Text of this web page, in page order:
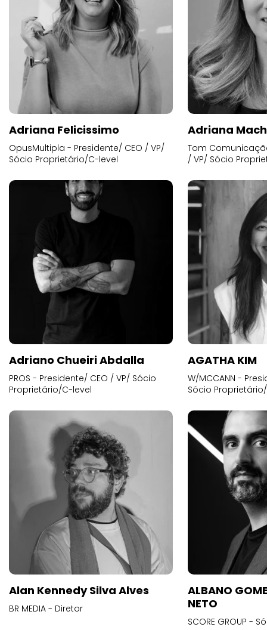
Adriana Felicissimo
OpusMultipla - Presidente/ CEO / VP/
Sócio Proprietário/C-level
Adriana
Tom
/ VP/ Sócio
Adriano Chueiri Abdalla
PROS - Presidente/ CEO / VP/ Sócio
Proprietário/C-level
AGATHA KIM
W/MCCANN -
Sócio
Alan Kennedy Silva Alves
BR MEDIA - Diretor
ALBANO
NETO
SCORE GROUP -